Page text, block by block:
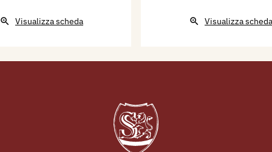
dipinti di Primo
Venezia, Electa, p.
Visualizza scheda Visualizza scheda